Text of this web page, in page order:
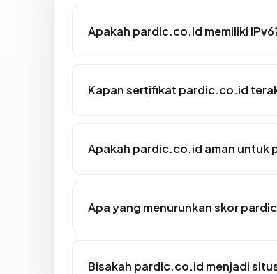
Apakah pardic.co.id memiliki
Kapan sertifikat pardic.co.id
Apakah pardic.co.id aman untuk
Apa yang menurunkan skor
Bisakah pardic.co.id menjadi